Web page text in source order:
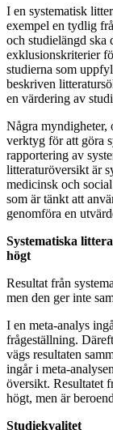
I en systematisk
exempel en tydlig
och studielängd ska
exklusionskriterier
studierna som
beskriven
en värdering av
Några myndigheter,
verktyg för att göra
rapportering av
litteraturöversikt är
medicinsk och
som är tänkt att
genomföra en
Systematiska
högt
Resultat från
men den ger inte
I en meta-analys
frågeställning.
vägs resultaten
ingår i meta-
översikt. Resultatet
högt, men är
Studiekvalitet